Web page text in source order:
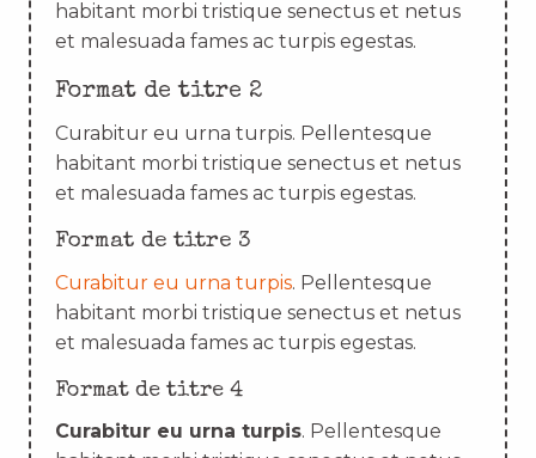
habitant morbi tristique senectus et netus
et malesuada fames ac turpis egestas.
Format de titre 2
Curabitur eu urna turpis. Pellentesque
habitant morbi tristique senectus et netus
et malesuada fames ac turpis egestas.
Format de titre 3
Curabitur eu urna turpis. Pellentesque
habitant morbi tristique senectus et netus
et malesuada fames ac turpis egestas.
Format de titre 4
Curabitur eu urna turpis. Pellentesque